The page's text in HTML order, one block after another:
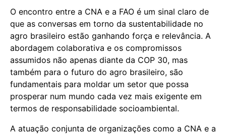
O encontro entre a CNA e a FAO é um sinal claro de
que as conversas em torno da sustentabilidade no
agro brasileiro estão ganhando força e relevância. A
abordagem colaborativa e os compromissos
assumidos não apenas diante da COP 30, mas
também para o futuro do agro brasileiro, são
fundamentais para moldar um setor que possa
prosperar num mundo cada vez mais exigente em
termos de responsabilidade socioambiental.
A atuação conjunta de organizações como a CNA e a